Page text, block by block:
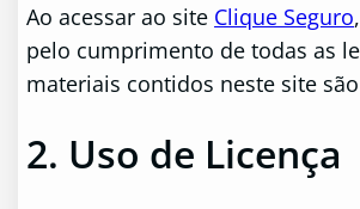
Ao acessar ao site Clique Seguro
pelo cumprimento de todas as
materiais contidos neste site
2. Uso de Licença